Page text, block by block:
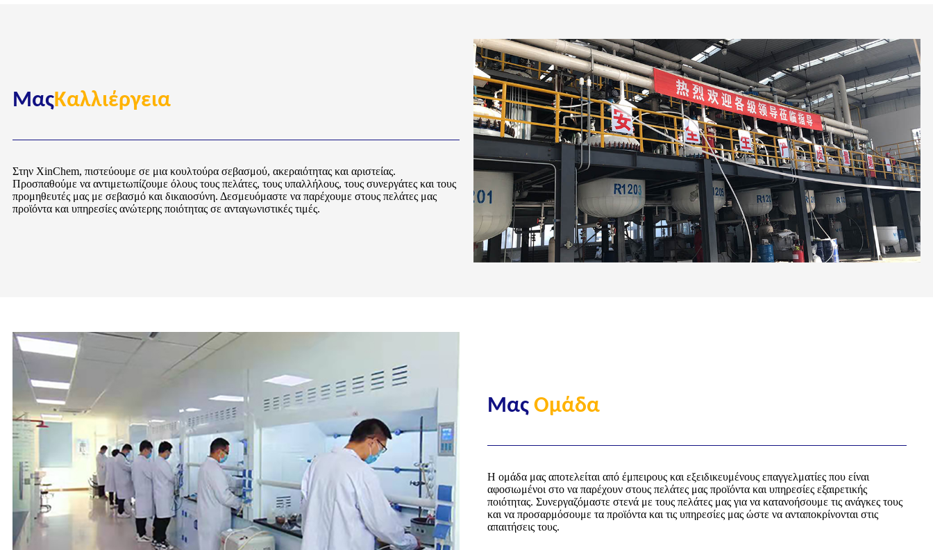
ΜαςΚαλλιέργεια
Στην XinChem, πιστεύουμε σε μια κουλτούρα σεβασμού, ακεραιότητας και αριστείας.
Προσπαθούμε να αντιμετωπίζουμε όλους τους πελάτες, τους υπαλλήλους, τους συνεργάτες και τους
προμηθευτές μας με σεβασμό και δικαιοσύνη. Δεσμευόμαστε να παρέχουμε στους πελάτες μας
προϊόντα και υπηρεσίες ανώτερης ποιότητας σε ανταγωνιστικές τιμές.
Μας Ομάδα
Η ομάδα μας αποτελείται από έμπειρους και εξειδικευμένους επαγγελματίες που είναι
αφοσιωμένοι στο να παρέχουν στους πελάτες μας προϊόντα και υπηρεσίες εξαιρετικής
ποιότητας. Συνεργαζόμαστε στενά με τους πελάτες μας για να κατανοήσουμε τις ανάγκες τους
και να προσαρμόσουμε τα προϊόντα και τις υπηρεσίες μας ώστε να ανταποκρίνονται στις
απαιτήσεις τους.